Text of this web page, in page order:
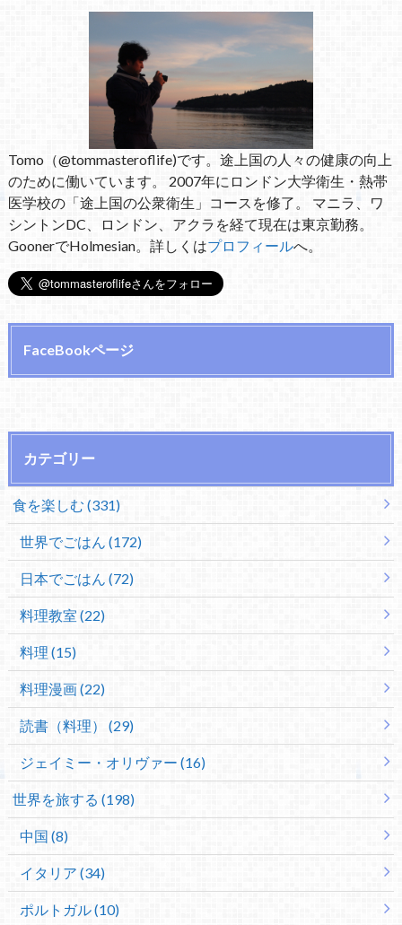
Tomo（@tommasteroflife)です。途上国の人々の健康の向上
のために働いています。 2007年にロンドン大学衛生・熱帯
医学校の「途上国の公衆衛生」コースを修了。 マニラ、ワ
シントンDC、ロンドン、アクラを経て現在は東京勤務。
GoonerでHolmesian。詳しくはプロフィールへ。
FaceBookページ
カテゴリー
食を楽しむ (331)
世界でごはん (172)
日本でごはん (72)
料理教室 (22)
料理 (15)
料理漫画 (22)
読書（料理） (29)
ジェイミー・オリヴァー (16)
世界を旅する (198)
中国 (8)
イタリア (34)
ポルトガル (10)